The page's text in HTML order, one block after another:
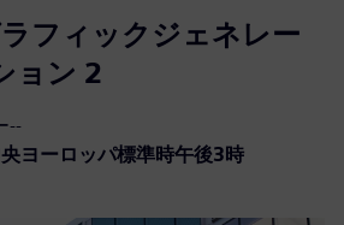
フィックジェネレー
ョン 2
--
ヨーロッパ標準時午後3時